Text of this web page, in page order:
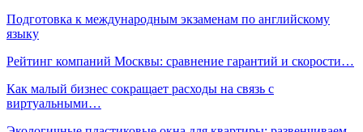
Подготовка к международным экзаменам по английскому
языку
Рейтинг компаний Москвы: сравнение гарантий и скорости…
Как малый бизнес сокращает расходы на связь с
виртуальными…